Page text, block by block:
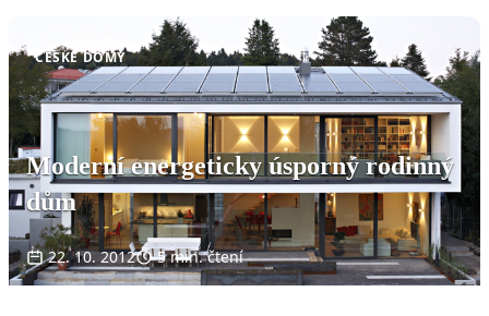
ČESKÉ DOMY
Moderní energeticky úsporný rodinný
dům
22. 10. 2012 5 min. čtení